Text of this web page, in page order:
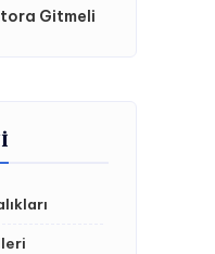
Gitmeli